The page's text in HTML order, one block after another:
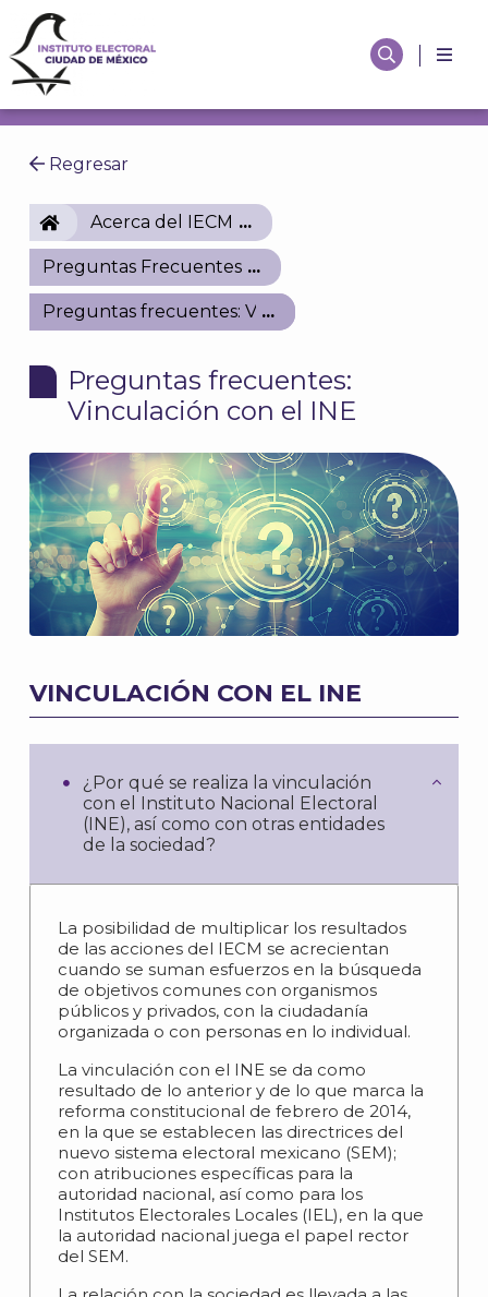
Regresar
IECMAcerca del IECM
Preguntas Frecuentes
Preguntas frecuentes: Vinculación con el INE
Preguntas frecuentes:
Vinculación con el INE
VINCULACIÓN CON EL INE
¿Por qué se realiza la vinculación
con el Instituto Nacional Electoral
(INE), así como con otras entidades
de la sociedad?
La posibilidad de multiplicar los resultados
de las acciones del IECM se acrecientan
cuando se suman esfuerzos en la búsqueda
de objetivos comunes con organismos
públicos y privados, con la ciudadanía
organizada o con personas en lo individual.
La vinculación con el INE se da como
resultado de lo anterior y de lo que marca la
reforma constitucional de febrero de 2014,
en la que se establecen las directrices del
nuevo sistema electoral mexicano (SEM);
con atribuciones específicas para la
autoridad nacional, así como para los
Institutos Electorales Locales (IEL), en la que
la autoridad nacional juega el papel rector
del SEM.